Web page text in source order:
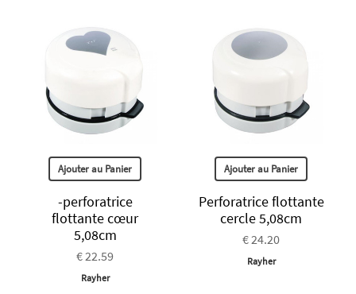
Ajouter au Panier
-perforatrice
flottante cœur
5,08cm
€ 22.59
Rayher
Ajouter au Panier
Perforatrice flottante
cercle 5,08cm
€ 24.20
Rayher